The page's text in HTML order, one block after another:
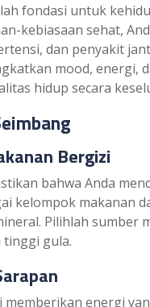
fondasi untuk
kebiasaan sehat,
dan penyakit
mood, energi,
hidup secara
Bergizi
bahwa Anda
kelompok makanan
Pilihlah sumber
tinggi gula.
memberikan energi